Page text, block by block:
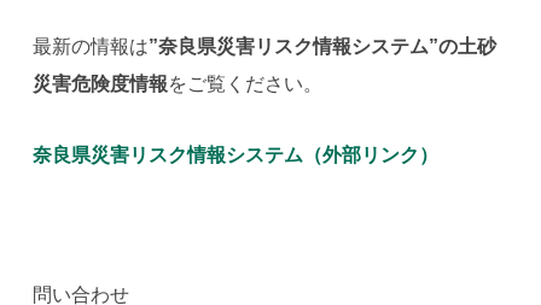
最新の情報は”奈良県災害リスク情報システム”の土砂
災害危険度情報をご覧ください。
奈良県災害リスク情報システム（外部リンク）
問い合わせ